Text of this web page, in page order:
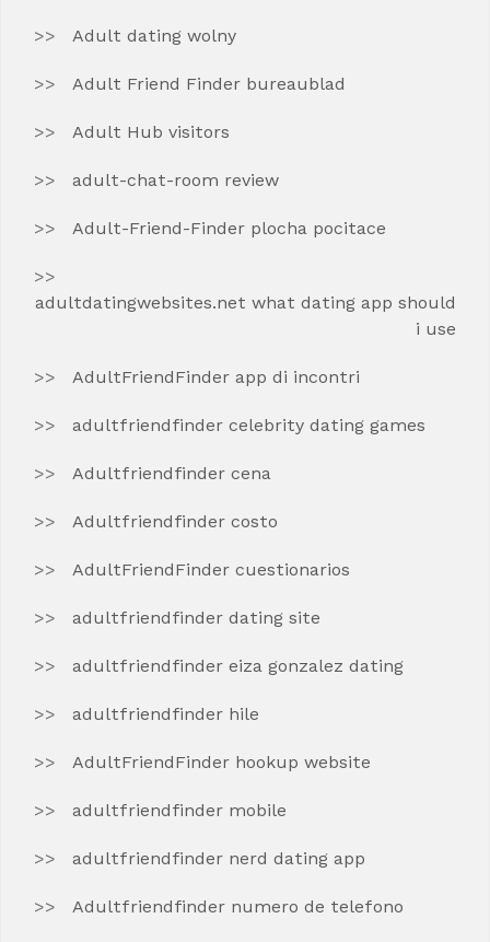
Adult dating wolny
Adult Friend Finder bureaublad
Adult Hub visitors
adult-chat-room review
Adult-Friend-Finder plocha pocitace
adultdatingwebsites.net what dating app should
i use
AdultFriendFinder app di incontri
adultfriendfinder celebrity dating games
Adultfriendfinder cena
Adultfriendfinder costo
AdultFriendFinder cuestionarios
adultfriendfinder dating site
adultfriendfinder eiza gonzalez dating
adultfriendfinder hile
AdultFriendFinder hookup website
adultfriendfinder mobile
adultfriendfinder nerd dating app
Adultfriendfinder numero de telefono